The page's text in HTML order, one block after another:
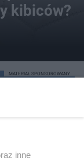
kibiców?
MATERIAŁ SPONSOROWANY
inne